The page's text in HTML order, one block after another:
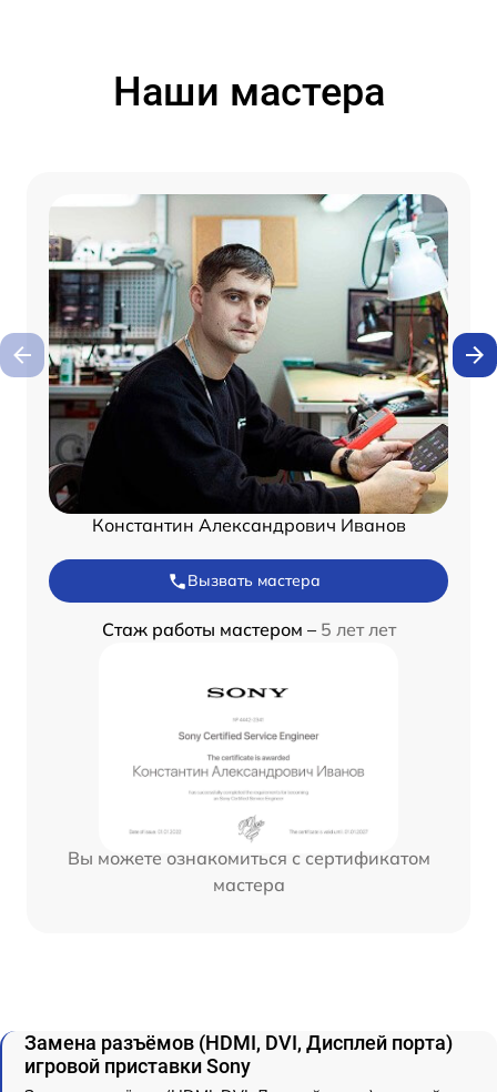
Наши мастера
Константин Александрович Иванов
Вызвать мастера
Стаж работы мастером – 5 лет лет
Вы можете ознакомиться с сертификатом
мастера
Замена разъёмов (HDMI, DVI, Дисплей порта)
игровой приставки Sony